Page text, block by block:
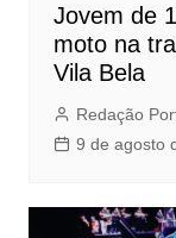
Jovem de
moto na
Vila Bela
Redação
9 de agosto